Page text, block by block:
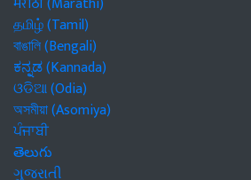
தமிழ் (Tamil)
বাঙালি (Bengali)
ಕನ್ನಡ (Kannada)
ଓଡିଆ (Odia)
অসমীয়া (Asomiya)
ਪੰਜਾਬੀ
తెలుగు
ગુજરાતી